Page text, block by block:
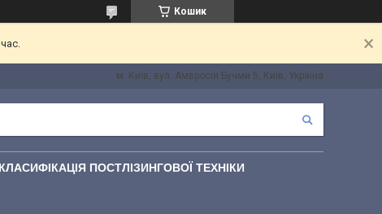
Кошик
м. Київ, вул. Амвросія Бучми 5, Київ, Україна
КЛАСИФІКАЦІЯ ПОСТЛІЗИНГОВОЇ ТЕХНІКИ